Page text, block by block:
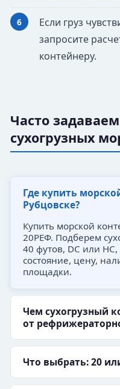
Если груз
запросите
контейнеру.
Часто
сухогрузных
Где купить
Рубцовске?
Купить морской
20РЕФ. Подберем
40 футов, DC или
состояние, цену,
площадки.
Чем сухогрузный
от
Что выбрать: 20